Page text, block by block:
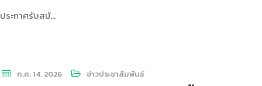
ประกาศรับสมั…
ก.ค. 14, 2026 ข่าวประชาสัมพันธ์